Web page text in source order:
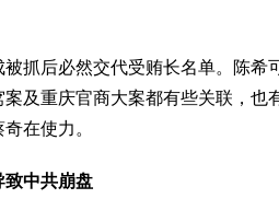
抓后必然交代受贿长名单。陈希
案及重庆官商大案都有些关联，
在使力。
致中共崩盘